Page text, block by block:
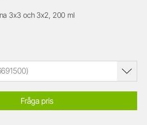
3x3 och 3x2, 200 ml
Fråga pris